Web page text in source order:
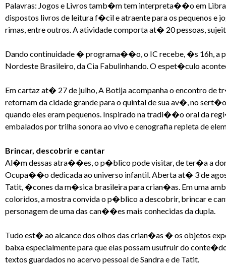
Palavras: Jogos e Livros tamb�m tem interpreta��o em
dispostos livros de leitura f�cil e atraente para os pequenos e
rimas, entre outros. A atividade comporta at� 20 pessoas,
Dando continuidade � programa��o, o IC recebe, �s 16h,
Nordeste Brasileiro, da Cia Fabulinhando. O espet�culo
Em cartaz at� 27 de julho, A Botija acompanha o encontro de
retornam da cidade grande para o quintal de sua av�, no
quando eles eram pequenos. Inspirado na tradi��o oral da
embalados por trilha sonora ao vivo e cenografia repleta de
Brincar, descobrir e cantar
Al�m dessas atra��es, o p�blico pode visitar, de ter�a a
Ocupa��o dedicada ao universo infantil. Aberta at� 3 de
Tatit, �cones da m�sica brasileira para crian�as. Em uma
coloridos, a mostra convida o p�blico a descobrir, brincar e
personagem de uma das can��es mais conhecidas da dupla.
Tudo est� ao alcance dos olhos das crian�as � os objetos
baixa especialmente para que elas possam usufruir do
textos guardados no acervo pessoal de Sandra e de Tatit.